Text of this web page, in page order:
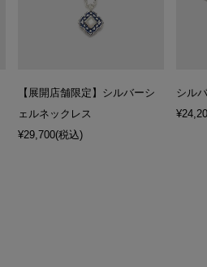
【展開店舗限定】シルバーシ
ェルネックレス
¥29,700(税込)
シル